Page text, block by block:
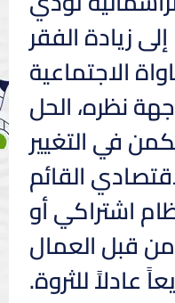
زيادة الفقر
الاجتماعية
نظره، الحل
في التغيير
القائم
اشتراكي أو
قبل العمال
عادلاً للثروة.